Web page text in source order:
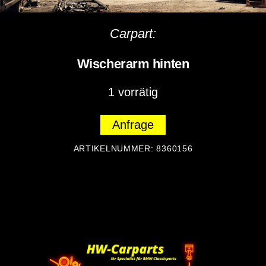
Carpart:
Wischerarm hinten
1 vorrätig
Anfrage
ARTIKELNUMMER:8360156